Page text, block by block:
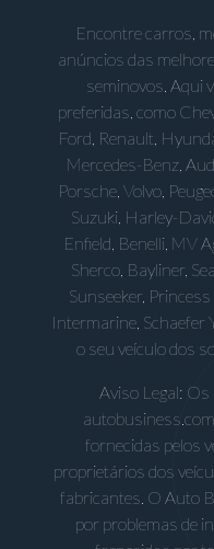
Encontre carros,
anúncios das
seminovos. Aqui
preferidas, como
Ford, Renault,
Mercedes-Benz,
Porsche, Volvo,
Suzuki, Harley-
Enfield, Benelli, MV
Sherco, Bayliner,
Sunseeker,
Intermarine, Schaefer
o seu veículo dos
Aviso Legal:
fornecidas pelos
proprietários dos
fabricantes. O Auto
por problemas de